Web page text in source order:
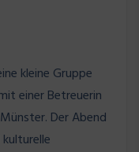
kleine Gruppe
einer Betreuerin
Der Abend